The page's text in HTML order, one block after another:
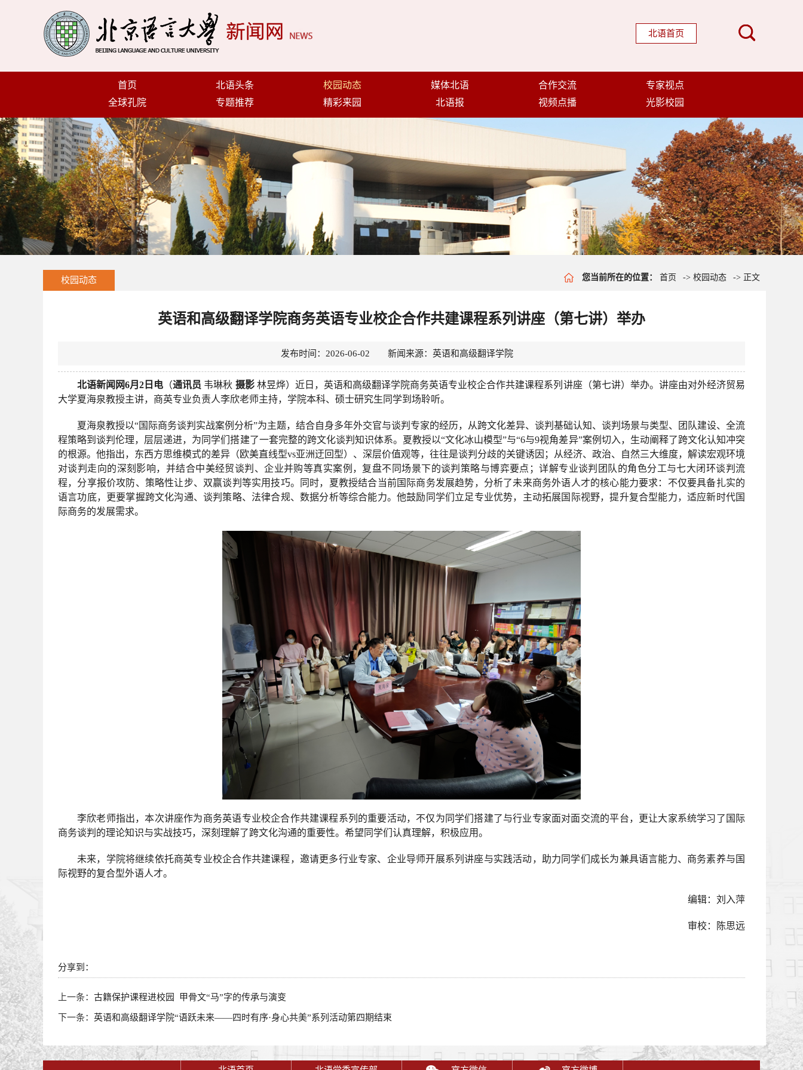
北语首页
首页 北语头条 校园动态 媒体北语 合作交流
专家视点
全球孔院
专题推荐 精彩来园 北语报 视频点播 光影校园
校园动态 您当前所在的位置： 首页 -> 校园动态 -> 正文
英语和高级翻译学院商务英语专业校企合作共建课程系列讲座（第七讲）举办
发布时间：2026-06-02 新闻来源：英语和高级翻译学院
北语新闻网6月2日电 （通讯员 韦琳秋 摄影林昱烨）近日，英语和高级翻译学院商务英语专业校企合作共建课程系列讲座（第七讲）举办。讲座由对外经济贸易
大学夏海泉教授主讲，商英专业负责人李欣老师主持，学院本科、硕士研究生同学到场聆听。
夏海泉教授以“国际商务谈判实战案例分析”为主题，结合自身多年外交官与谈判专家的经历，从跨文化差异、谈判基础认知、谈判场景与类型、团队建设、全流
程策略到谈判伦理，层层递进，为同学们搭建了一套完整的跨文化谈判知识体系。夏教授以“文化冰山模型”与“6与9视角差异”案例切入，生动阐释了跨文化认知冲突
的根源。他指出，东西方思维模式的差异（欧美直线型vs亚洲迂回型）、深层价值观等，往往是谈判分歧的关键诱因；从经济、政治、自然三大维度，解读宏观环境
对谈判走向的深刻影响，并结合中美经贸谈判、企业并购等真实案例，复盘不同场景下的谈判策略与博弈要点；详解专业谈判团队的角色分工与七大闭环谈判流
程，分享报价攻防、策略性让步、双赢谈判等实用技巧。同时，夏教授结合当前国际商务发展趋势，分析了未来商务外语人才的核心能力要求：不仅要具备扎实的
语言功底，更要掌握跨文化沟通、谈判策略、法律合规、数据分析等综合能力。他鼓励同学们立足专业优势，主动拓展国际视野，提升复合型能力，适应新时代国
际商务的发展需求。
李欣老师指出，本次讲座作为商务英语专业校企合作共建课程系列的重要活动，不仅为同学们搭建了与行业专家面对面交流的平台，更让大家系统学习了国际
商务谈判的理论知识与实战技巧，深刻理解了跨文化沟通的重要性。希望同学们认真理解，积极应用。
未来，学院将继续依托商英专业校企合作共建课程，邀请更多行业专家、企业导师开展系列讲座与实践活动，助力同学们成长为兼具语言能力、商务素养与国
际视野的复合型外语人才。
编辑：刘入萍
审校：陈思远
分享到：
上一条： 古籍保护课程进校园 甲骨文“马”字的传承与演变
下一条： 英语和高级翻译学院“语跃未来——四时有序·身心共美”系列活动第四期结束